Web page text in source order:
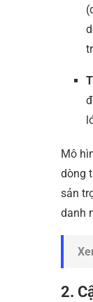
Mô
dòng
sản
danh
2.